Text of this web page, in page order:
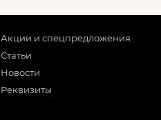
Акции и спецпредложения
Статьи
Новости
Реквизиты